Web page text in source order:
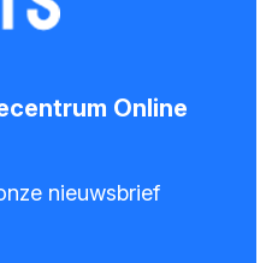
Online
nieuwsbrief